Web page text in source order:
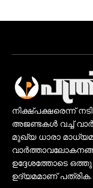
നിക്ഷ്പക്ഷരെന്ന്
അജണ്ടകൾ വച്ച്
മുഖ്യ ധാരാ
ഉദ്ദേശത്തോടെ ഒത്തു
ഉദ്യമമാണ്